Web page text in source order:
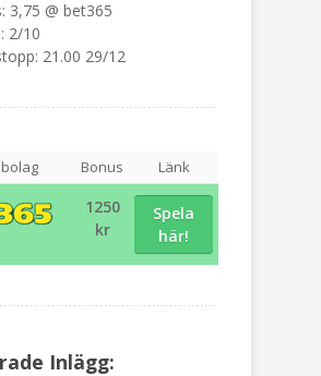
3,75 @ bet365
2/10
21.00 29/12
Bonus Länk
1250
kr
Spela
här!
Inlägg: